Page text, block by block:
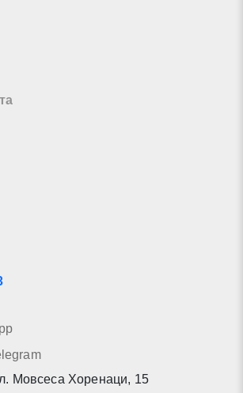
Мовсеса Хоренаци, 15